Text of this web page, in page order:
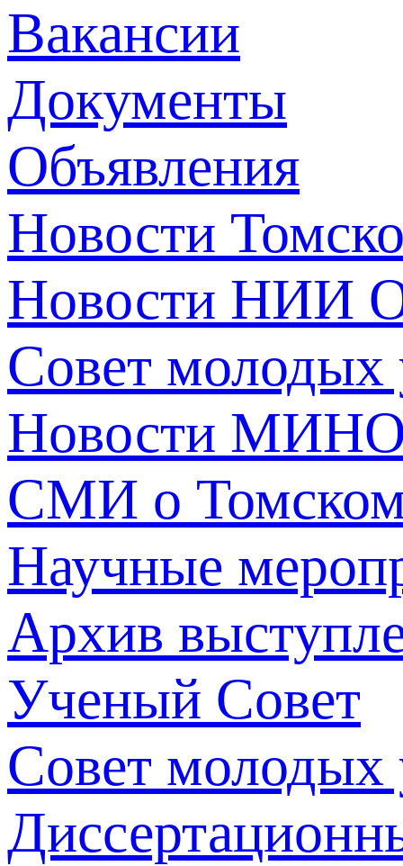
Вакансии
Документы
Объявления
Новости
Новости НИИ
Совет молодых
Новости
СМИ о
Научные
Архив
Ученый Совет
Совет молодых